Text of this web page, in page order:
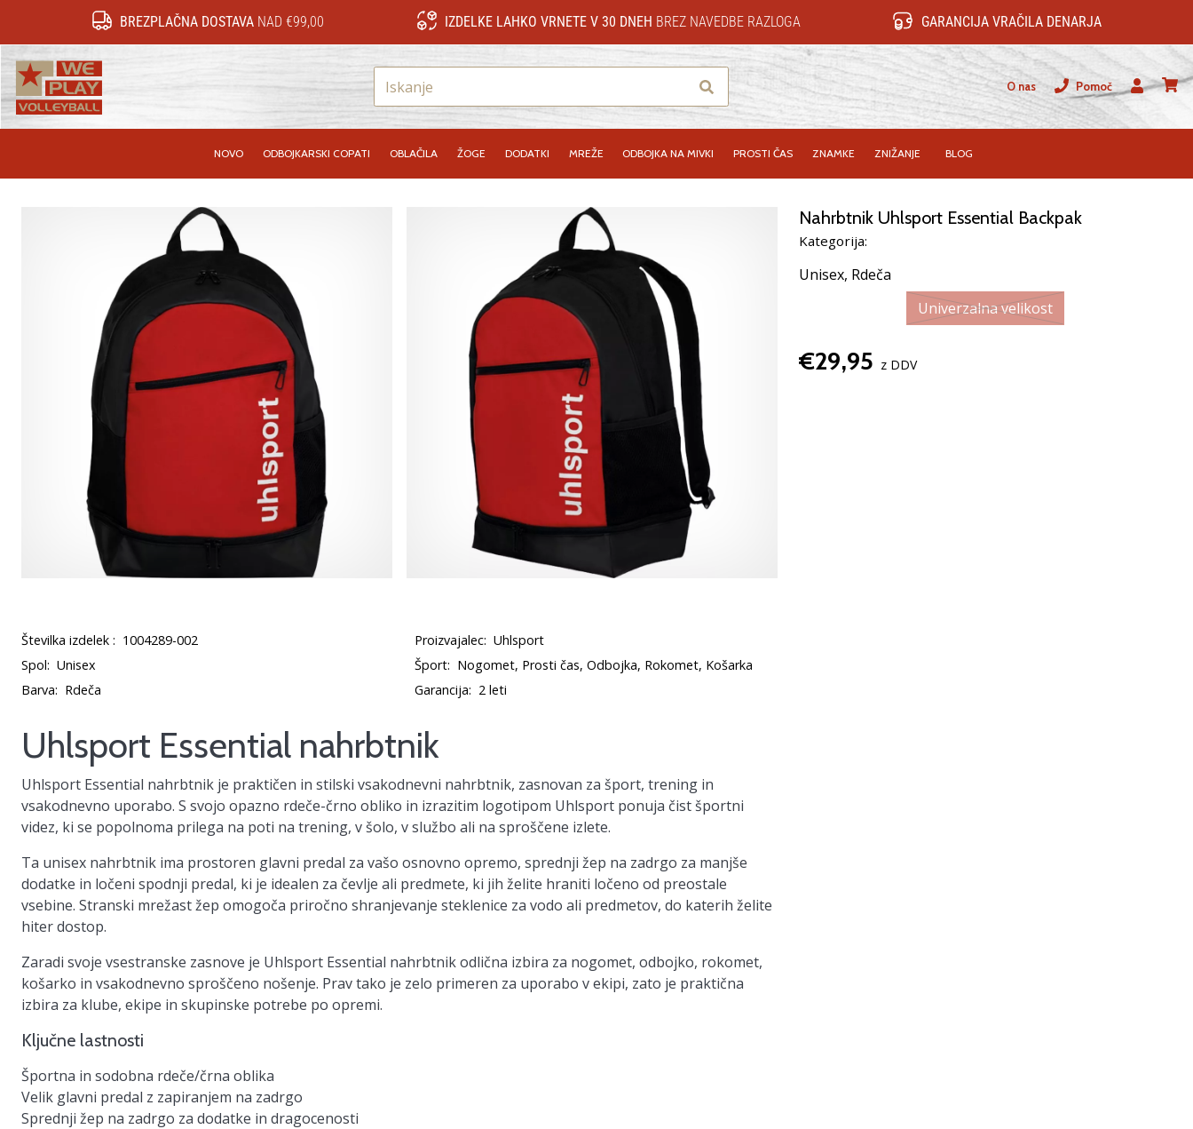
BREZPLAČNA DOSTAVA NAD €99,00 IZDELKE LAHKO VRNETE V 30 DNEH BREZ NAVEDBE RAZLOGA GARANCIJA VRAČILA DENARJA
Iskanje O nas
Pomoč
Uporabnik
NOVO ODBOJKARSKI COPATI OBLAČILA ŽOGE DODATKI MREŽE ODBOJKA NA MIVKI PROSTI ČAS ZNAMKE ZNIŽANJE BLOG
Nahrbtnik Uhlsport Essential Backpak
Kategorija:
Unisex, Rdeča
Univerzalna velikost
€29,95 z DDV
Številka izdelek : 1004289-002 Proizvajalec: Uhlsport
Spol: Unisex Šport: Nogomet, Prosti čas, Odbojka, Rokomet, Košarka
Barva: Rdeča Garancija: 2 leti
Uhlsport Essential nahrbtnik
Uhlsport Essential nahrbtnik je praktičen in stilski vsakodnevni nahrbtnik, zasnovan za šport, trening in
vsakodnevno uporabo. S svojo opazno rdeče-črno obliko in izrazitim logotipom Uhlsport ponuja čist športni
videz, ki se popolnoma prilega na poti na trening, v šolo, v službo ali na sproščene izlete.
Ta unisex nahrbtnik ima prostoren glavni predal za vašo osnovno opremo, sprednji žep na zadrgo za manjše
dodatke in ločeni spodnji predal, ki je idealen za čevlje ali predmete, ki jih želite hraniti ločeno od preostale
vsebine. Stranski mrežast žep omogoča priročno shranjevanje steklenice za vodo ali predmetov, do katerih želite
hiter dostop.
Zaradi svoje vsestranske zasnove je Uhlsport Essential nahrbtnik odlična izbira za nogomet, odbojko, rokomet,
košarko in vsakodnevno sproščeno nošenje. Prav tako je zelo primeren za uporabo v ekipi, zato je praktična
izbira za klube, ekipe in skupinske potrebe po opremi.
Ključne lastnosti
Športna in sodobna rdeče/črna oblika
Velik glavni predal z zapiranjem na zadrgo
Sprednji žep na zadrgo za dodatke in dragocenosti